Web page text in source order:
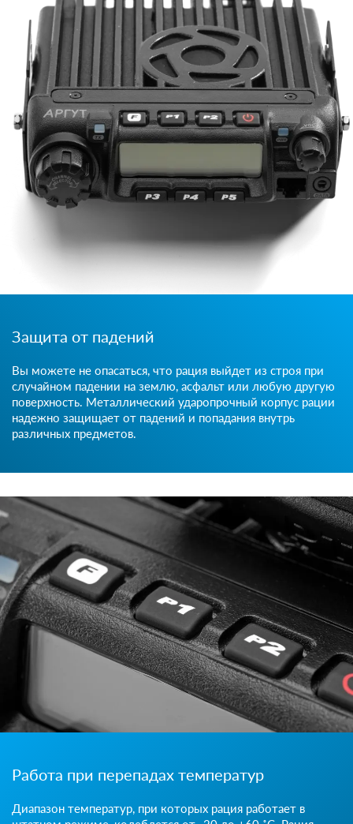
Защита от падений
Вы можете не опасаться, что рация выйдет из строя при
случайном падении на землю, асфальт или любую другую
поверхность. Металлический ударопрочный корпус рации
надежно защищает от падений и попадания внутрь
различных предметов.
Работа при перепадах температур
Диапазон температур, при которых рация работает в